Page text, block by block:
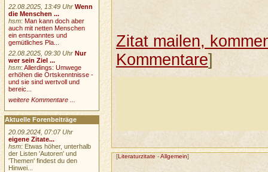
Zitat mailen,
Kommentare]
[Literaturzitate -Allgemein]
22.08.2025, 13:49 Uhr Wenn
die Menschen ...
hsm:Man kann doch aber
auch mit netten Menschen
ein entspanntes und
gemütliches Pla...
22.08.2025, 09:30 Uhr Nur
wer sein Ziel ...
hsm:Allerdings: Umwege
erhöhen die Ortskenntnisse -
und sie sind wertvoll und
bereic...
weitere Kommentare ...
Aktuelle Forenbeiträge
20.09.2024, 07:07 Uhr
eigene Zitate...
hsm: Etwas höher, unterhalb
der Listen 'Autoren' und
'Themen' findest du den
Hinwei...